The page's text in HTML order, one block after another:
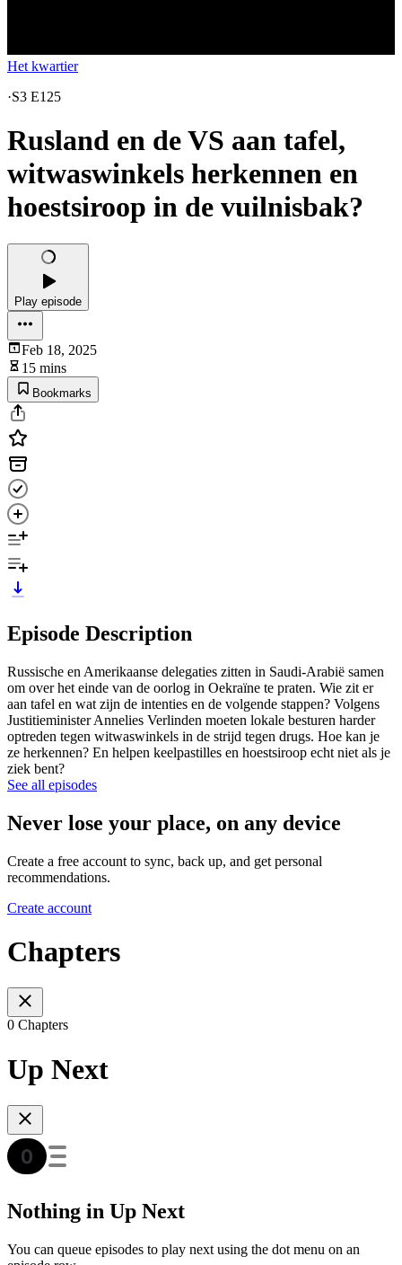
Het kwartier
·S3 E125
Rusland en de VS aan tafel,
witwaswinkels herkennen en
hoestsiroop in de vuilnisbak?
Play episode
Feb 18, 2025
15 mins
Bookmarks
Episode Description
Russische en Amerikaanse delegaties zitten in Saudi-Arabië samen
om over het einde van de oorlog in Oekraïne te praten. Wie zit er
aan tafel en wat zijn de intenties en de volgende stappen? Volgens
Justitieminister Annelies Verlinden moeten lokale besturen harder
optreden tegen witwaswinkels in de strijd tegen drugs. Hoe kan je
ze herkennen? En helpen keelpastilles en hoestsiroop echt niet als je
ziek bent?
See all episodes
Never lose your place, on any device
Create a free account to sync, back up, and get personal
recommendations.
Create account
Chapters
0 Chapters
Up Next
Nothing in Up Next
You can queue episodes to play next using the dot menu on an